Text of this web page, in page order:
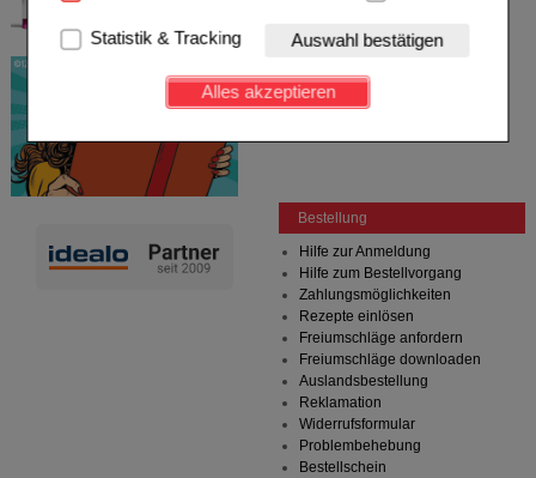
Website notwendig sind (z.B. Navigation, Warenkorb,
Kundenkonto), weshalb auf diese nicht verzichtet
werden kann.
Einkaufserlebnis noch ansprechender zu gestalten,
beispielsweise für die Wiedererkennung des
Besuchers oder unsere Seite an bevorzugte
Verhaltensweisen (z.B. Spracheinstellung)
anzupassen. Komfort-Cookies ermöglichen es uns
auch auf Ihre Bedürfnisse zugeschrittene Inhalte
anzuzeigen und unser Partnerprogramm zu
Hierüber lassen sich
Informationen über die Art und Weise der Nutzung
unserer Website sammeln, mit deren Hilfe wir unsere
Website weiter für Sie optimieren können, den Inhalt
auf unserer Website aber auch die Werbung auf
Drittseiten möglichst relevant für Sie zu gestalten.
Bitte beachten Sie, dass Daten hierfür teilweise an
Statistik & Tracking Auswahl bestätigen
Alles akzeptieren
Bestellung
Hilfe zur Anmeldung
Hilfe zum Bestellvorgang
Zahlungsmöglichkeiten
Rezepte einlösen
Freiumschläge anfordern
Freiumschläge downloaden
Auslandsbestellung
Reklamation
Widerrufsformular
Problembehebung
Bestellschein